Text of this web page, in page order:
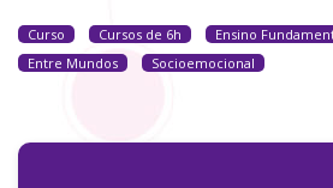
Curso Cursos de 6h
Ensino
Entre Mundos
Socioemocional